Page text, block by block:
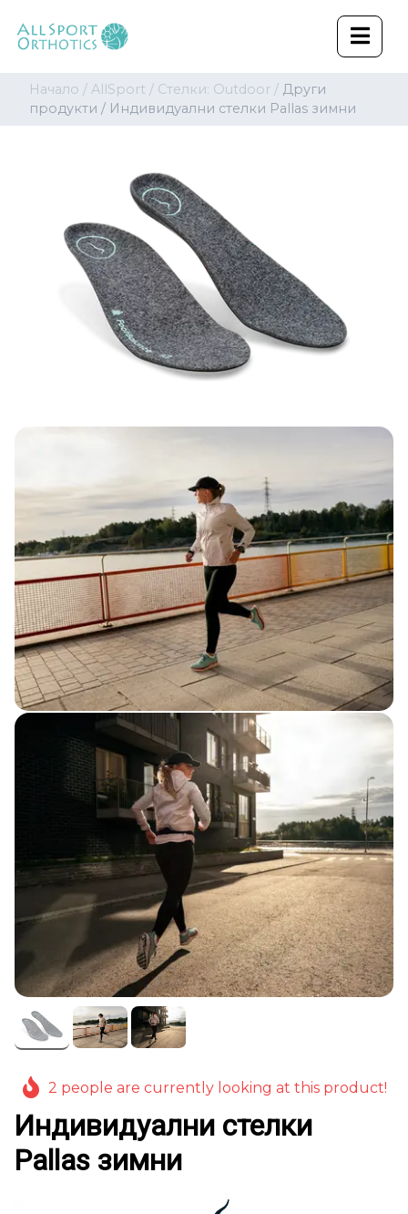
Начало / AllSport / Стелки: Outdoor / Други
продукти / Индивидуални стелки Pallas зимни
2 people are currently looking at this product!
Индивидуални стелки
Pallas зимни